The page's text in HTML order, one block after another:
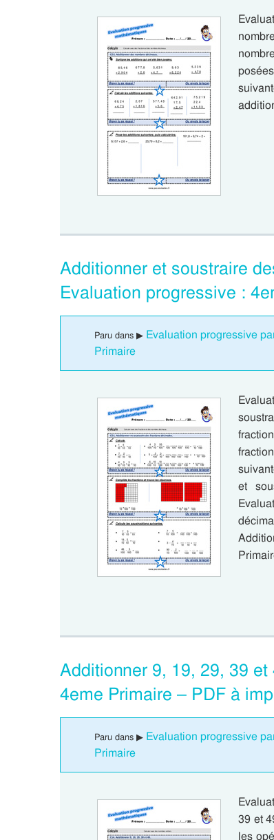
Additionner et soustraire
Evaluation progressive :
Paru dans ▶ Evaluation progressive
Primaire
et
Additionner 9, 19, 29, 39
4eme Primaire – PDF à
Paru dans ▶ Evaluation progressive
Primaire
39 et
les